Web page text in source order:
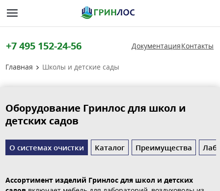
+7 495 152-24-56 ДокументацияКонтакты
Главная Школы и детские сады
Оборудование Гринлос для школ и
детских садов
О системах очистки Каталог Преимущества
Ассортимент изделий Гринлос для школ и детских